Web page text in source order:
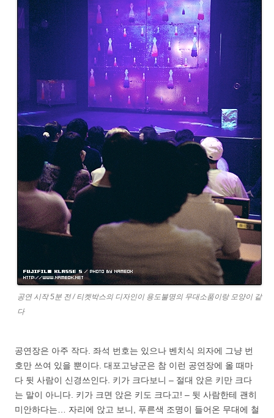
공연 시작 5분 전 / 티켓박스의 디자인이 용도불명의 무대소품이랑 모양이 같
다
공연장은 아주 작다. 좌석 번호는 있으나 벤치식 의자에 그냥 번
호만 쓰여 있을 뿐이다. 대포고냥군은 참 이런 공연장에 올 때마
다 뒷 사람이 신경쓰인다. 키가 크다보니 – 절대 앉은 키만 크다
는 말이 아니다. 키가 크면 앉은 키도 크다고! – 뒷 사람한테 괜히
미안하다는… 자리에 앉고 보니, 푸른색 조명이 들어온 무대에 철